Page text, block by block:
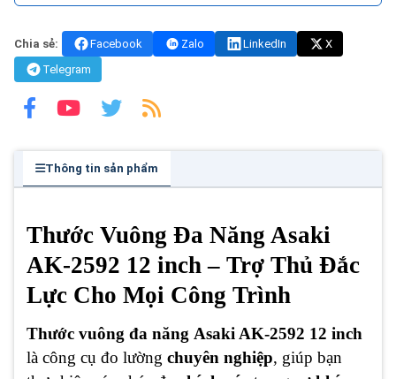
Chia sẻ: Facebook Zalo LinkedIn
X
Telegram
Thông tin sản phẩm
Thước Vuông Đa Năng Asaki
AK-2592 12 inch – Trợ Thủ Đắc
Lực Cho Mọi Công Trình
Thước vuông đa năng Asaki AK-2592 12 inch
là công cụ đo lường chuyên nghiệp, giúp bạn